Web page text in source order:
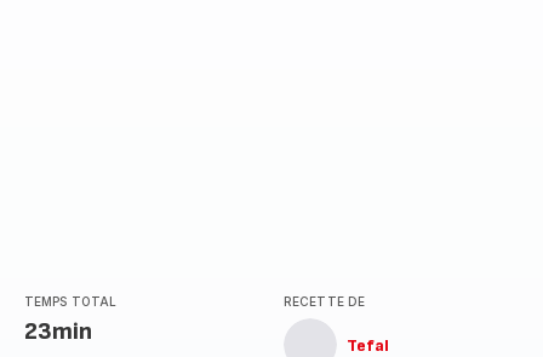
TEMPS TOTAL
23min
RECETTE DE
Tefal